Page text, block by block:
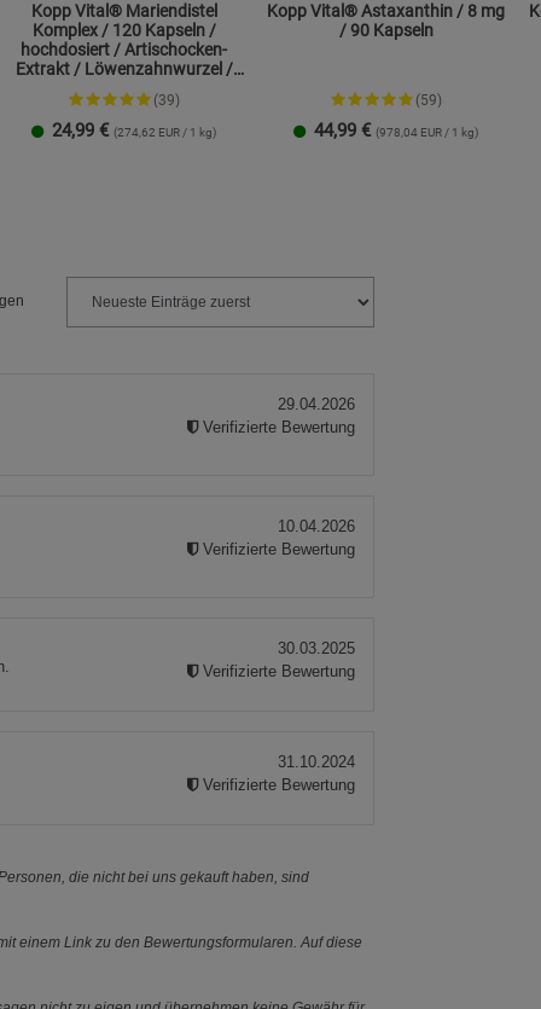
Kopp Vital® Mariendistel
Komplex / 120 Kapseln /
hochdosiert / Artischocken-
Extrakt / Löwenzahnwurzel /
Cholin
(39)
24,99 € (274,62 EUR / 1 kg)
Kopp Vital® Astaxanthin / 8 mg
/ 90 Kapseln
(59)
44,99 € (978,04 EUR / 1 kg)
29.04.2026
Verifizierte Bewertung
10.04.2026
Verifizierte Bewertung
30.03.2025
Verifizierte Bewertung
31.10.2024
Verifizierte Bewertung
die nicht bei uns gekauft haben, sind
einem Link zu den Bewertungsformularen. Auf diese